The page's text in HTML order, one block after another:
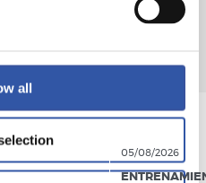
all
05/08/2026